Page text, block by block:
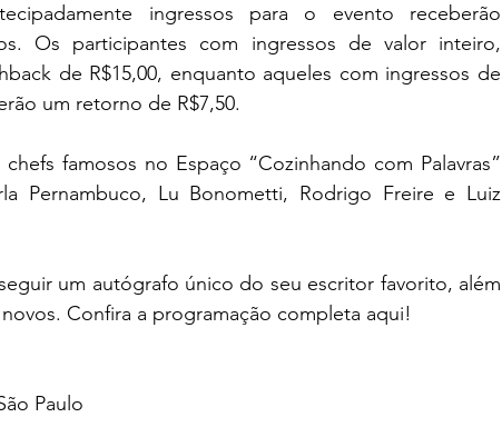
ingressos para o evento receberão
Os participantes com ingressos de valor inteiro,
de R$15,00, enquanto aqueles com ingressos de
um retorno de R$7,50.
famosos no Espaço “Cozinhando com Palavras”
Pernambuco, Lu Bonometti, Rodrigo Freire e Luiz
um autógrafo único do seu escritor favorito, além
Confira a programação completa aqui!
Paulo